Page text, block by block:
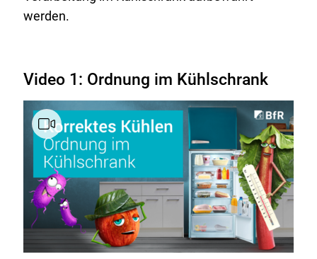
werden.
Video 1: Ordnung im Kühlschrank